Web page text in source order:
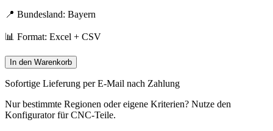
📍 Bundesland: Bayern
📊 Format: Excel + CSV
In den Warenkorb
Sofortige Lieferung per E-Mail nach Zahlung
Nur bestimmte Regionen oder eigene Kriterien? Nutze den
Konfigurator fürCNC-Teile.